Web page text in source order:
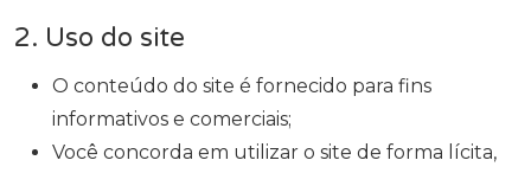
2. Uso do site
O conteúdo do site é fornecido para fins
informativos e comerciais;
Você concorda em utilizar o site de forma lícita,